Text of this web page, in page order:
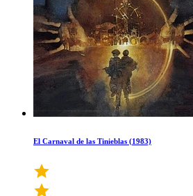
El Carnaval de las Tinieblas (1983)